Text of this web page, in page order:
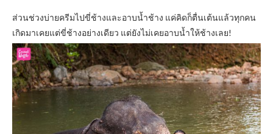
ส่วนช่วงบ่ายครีมไปขี่ช้างและอาบน้ำช้าง แค่คิดก็ตื่นเต้นแล้วทุกคน
เกิดมาเคยแต่ขี่ช้างอย่างเดียว แต่ยังไม่เคยอาบน้ำให้ช้างเลย!